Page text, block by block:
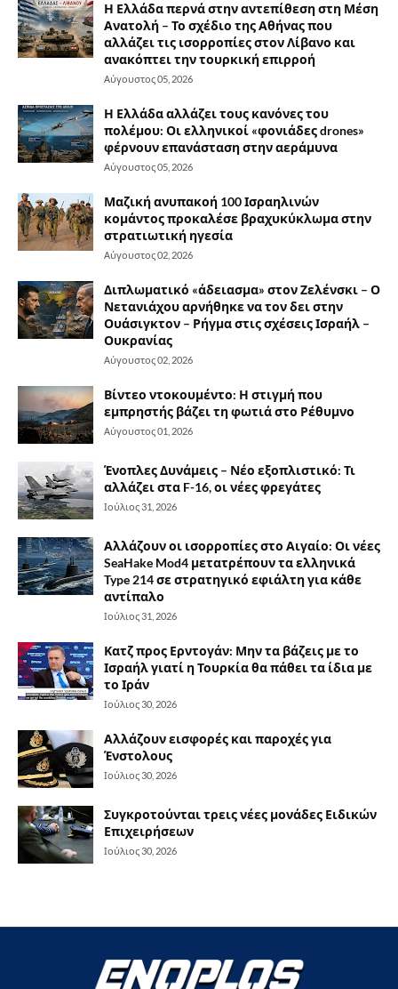
Η Ελλάδα περνά στην αντεπίθεση στη Μέση
Ανατολή – Το σχέδιο της Αθήνας που
αλλάζει τις ισορροπίες στον Λίβανο και
ανακόπτει την τουρκική επιρροή
Αύγουστος 05, 2026
Η Ελλάδα αλλάζει τους κανόνες του
πολέμου: Οι ελληνικοί «φονιάδες drones»
φέρνουν επανάσταση στην αεράμυνα
Αύγουστος 05, 2026
Μαζική ανυπακοή 100 Ισραηλινών
κομάντος προκαλέσε βραχυκύκλωμα στην
στρατιωτική ηγεσία
Αύγουστος 02, 2026
Διπλωματικό «άδειασμα» στον Ζελένσκι – Ο
Νετανιάχου αρνήθηκε να τον δει στην
Ουάσιγκτον – Ρήγμα στις σχέσεις Ισραήλ –
Ουκρανίας
Αύγουστος 02, 2026
Βίντεο ντοκουμέντο: Η στιγμή που
εμπρηστής βάζει τη φωτιά στο Ρέθυμνο
Αύγουστος 01, 2026
Ένοπλες Δυνάμεις – Νέο εξοπλιστικό: Τι
αλλάζει στα F-16, οι νέες φρεγάτες
Ιούλιος 31, 2026
Αλλάζουν οι ισορροπίες στο Αιγαίο: Οι νέες
SeaHake Mod4 μετατρέπουν τα ελληνικά
Type 214 σε στρατηγικό εφιάλτη για κάθε
αντίπαλο
Ιούλιος 31, 2026
Κατζ προς Ερντογάν: Μην τα βάζεις με το
Ισραήλ γιατί η Τουρκία θα πάθει τα ίδια με
το Ιράν
Ιούλιος 30, 2026
Αλλάζουν εισφορές και παροχές για
Ένστολους
Ιούλιος 30, 2026
Συγκροτούνται τρεις νέες μονάδες Ειδικών
Επιχειρήσεων
Ιούλιος 30, 2026